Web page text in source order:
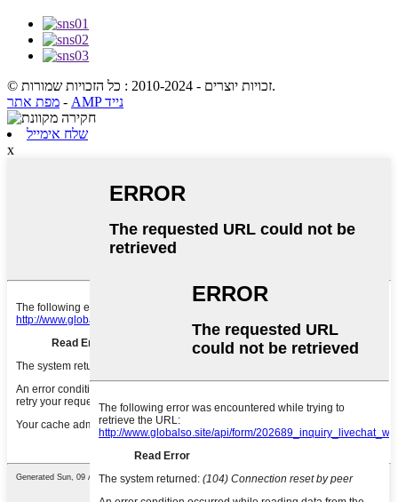
© זכויות יוצרים - 2010-2024 : כל הזכויות שמורות.
מפת אתר - AMP נייד
שלח אימייל
x